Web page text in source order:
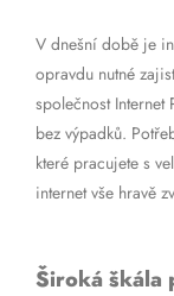
V dnešní době je
opravdu nutné
společnost
bez výpadků.
které pracujete s
internet vše hravě
Široká škála